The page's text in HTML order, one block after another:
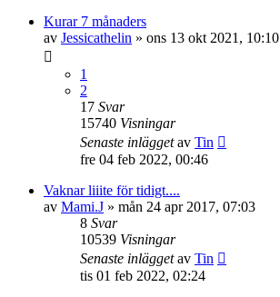
Kurar 7 månaders
av Jessicathelin » ons 13 okt 2021, 10:10
1
2
17 Svar
15740 Visningar
Senaste inläggetav Tin
fre 04 feb 2022, 00:46
Vaknar liiite för tidigt....
av Mami.J » mån 24 apr 2017, 07:03
8 Svar
10539 Visningar
Senaste inläggetav Tin
tis 01 feb 2022, 02:24